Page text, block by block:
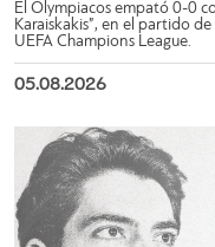
El Olympiacos empató 0-0
Karaiskakis”, en el partido
UEFA Champions League.
05.08.2026